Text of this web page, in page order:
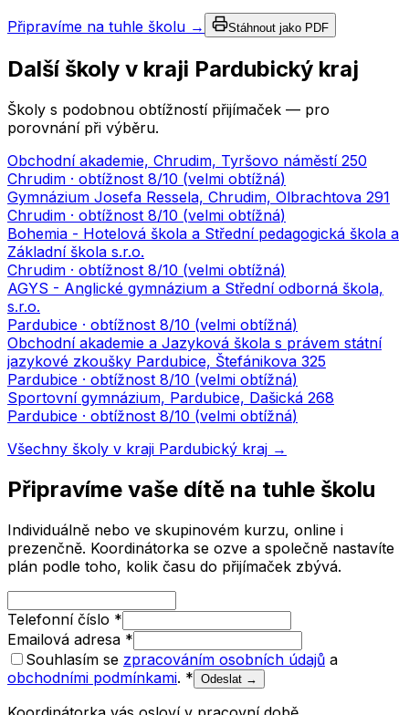
Připravíme na tuhle školu → Stáhnout jako PDF
Další školy v kraji Pardubický kraj
Školy s podobnou obtížností přijímaček — pro
porovnání při výběru.
Obchodní akademie, Chrudim, Tyršovo náměstí 250
Chrudim · obtížnost 8/10 (velmi obtížná)
Gymnázium Josefa Ressela, Chrudim, Olbrachtova 291
Chrudim · obtížnost 8/10 (velmi obtížná)
Bohemia - Hotelová škola a Střední pedagogická škola a
Základní škola s.r.o.
Chrudim · obtížnost 8/10 (velmi obtížná)
AGYS - Anglické gymnázium a Střední odborná škola,
s.r.o.
Pardubice · obtížnost 8/10 (velmi obtížná)
Obchodní akademie a Jazyková škola s právem státní
jazykové zkoušky Pardubice, Štefánikova 325
Pardubice · obtížnost 8/10 (velmi obtížná)
Sportovní gymnázium, Pardubice, Dašická 268
Pardubice · obtížnost 8/10 (velmi obtížná)
Všechny školy v kraji Pardubický kraj →
Připravíme vaše dítě na tuhle školu
Individuálně nebo ve skupinovém kurzu, online i
prezenčně. Koordinátorka se ozve a společně nastavíte
plán podle toho, kolik času do přijímaček zbývá.
Telefonní číslo *
Emailová adresa *
Souhlasím se zpracováním osobních údajů a
obchodními podmínkami. * Odeslat →